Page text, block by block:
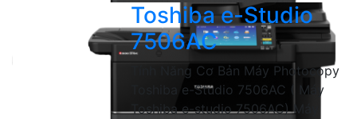
Toshiba e-Studio
7506AC
Tính Năng Cơ Bản Máy Photocopy
Toshiba e-Studio 7506AC ( Máy
Toshiba e-studio 7506AC) Máy